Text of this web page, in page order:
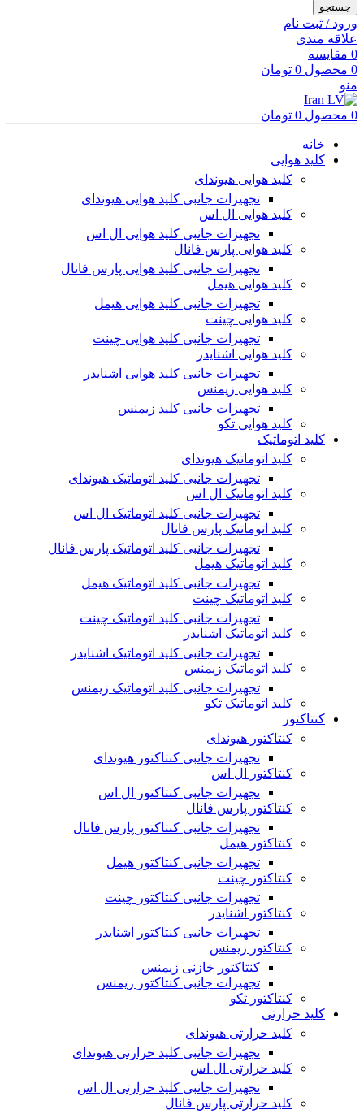
جستجو
ورود / ثبت نام
علاقه مندی
0 مقایسه
0 محصول 0 تومان
منو
0 محصول 0 تومان
خانه
کلید هوایی
کلید هوایی هیوندای
تجهیزات جانبی کلید هوایی هیوندای
کلید هوایی ال اس
تجهیزات جانبی کلید هوایی ال اس
کلید هوایی پارس فانال
تجهیزات جانبی کلید هوایی پارس فانال
کلید هوایی هیمل
تجهیزات جانبی کلید هوایی هیمل
کلید هوایی چینت
تجهیزات جانبی کلید هوایی چینت
کلید هوایی اشنایدر
تجهیزات جانبی کلید هوایی اشنایدر
کلید هوایی زیمنس
تجهیزات جانبی کلید زیمنس
کلید هوایی تکو
کلید اتوماتیک
کلید اتوماتیک هیوندای
تجهیزات جانبی کلید اتوماتیک هیوندای
کلید اتوماتیک ال اس
تجهیزات جانبی کلید اتوماتیک ال اس
کلید اتوماتیک پارس فانال
تجهیزات جانبی کلید اتوماتیک پارس فانال
کلید اتوماتیک هیمل
تجهیزات جانبی کلید اتوماتیک هیمل
کلید اتوماتیک چینت
تجهیزات جانبی کلید اتوماتیک چینت
کلید اتوماتیک اشنایدر
تجهیزات جانبی کلید اتوماتیک اشنایدر
کلید اتوماتیک زیمنس
تجهیزات جانبی کلید اتوماتیک زیمنس
کلید اتوماتیک تکو
کنتاکتور
کنتاکتور هیوندای
تجهیزات جانبی کنتاکتور هیوندای
کنتاکتور ال اس
تجهیزات جانبی کنتاکتور ال اس
کنتاکتور پارس فانال
تجهیزات جانبی کنتاکتور پارس فانال
کنتاکتور هیمل
تجهیزات جانبی کنتاکتور هیمل
کنتاکتور چینت
تجهیزات جانبی کنتاکتور چینت
کنتاکتور اشنایدر
تجهیزات جانبی کنتاکتور اشنایدر
کنتاکتور زیمنس
کنتاکتور خازنی زیمنس
تجهیزات جانبی کنتاکتور زیمنس
کنتاکتور تکو
کلید حرارتی
کلید حرارتی هیوندای
تجهیزات جانبی کلید حرارتی هیوندای
کلید حرارتی ال اس
تجهیزات جانبی کلید حرارتی ال اس
کلید حرارتی پارس فانال